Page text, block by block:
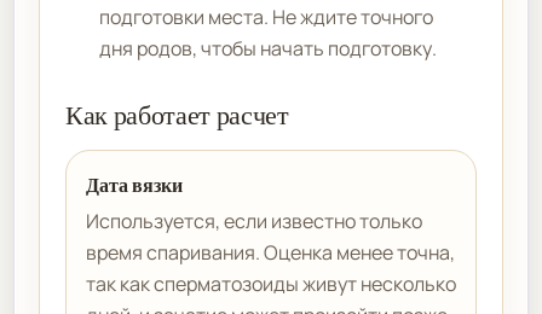
подготовки места. Не ждите точного
дня родов, чтобы начать подготовку.
Как работает расчет
Дата вязки
Используется, если известно только
время спаривания. Оценка менее точна,
так как сперматозоиды живут несколько